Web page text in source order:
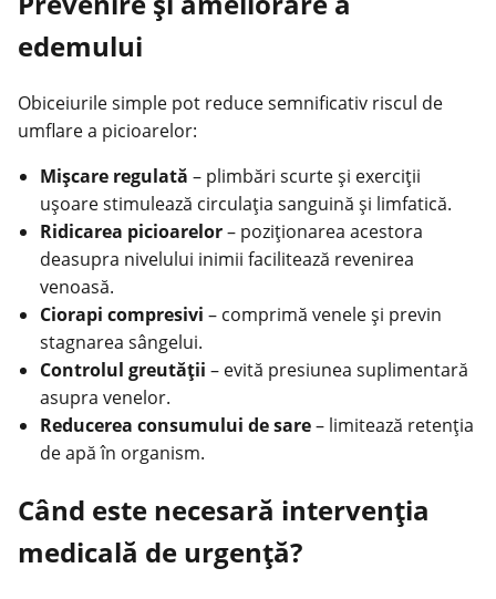
edemului
Obiceiurile simple pot reduce semnificativ riscul de
umflare a picioarelor:
Mișcare regulată – plimbări scurte și exerciții
ușoare stimulează circulaţia sanguină și limfatică.
Ridicarea picioarelor– poziţionarea acestora
deasupra nivelului inimii facilitează revenirea
venoasă.
Ciorapi compresivi – comprimă venele și previn
stagnarea sângelui.
Controlul greutăţii – evită presiunea suplimentară
asupra venelor.
Reducerea consumului de sare– limitează retenţia
de apă în organism.
Când este necesară intervenţia
medicală de urgenţă?